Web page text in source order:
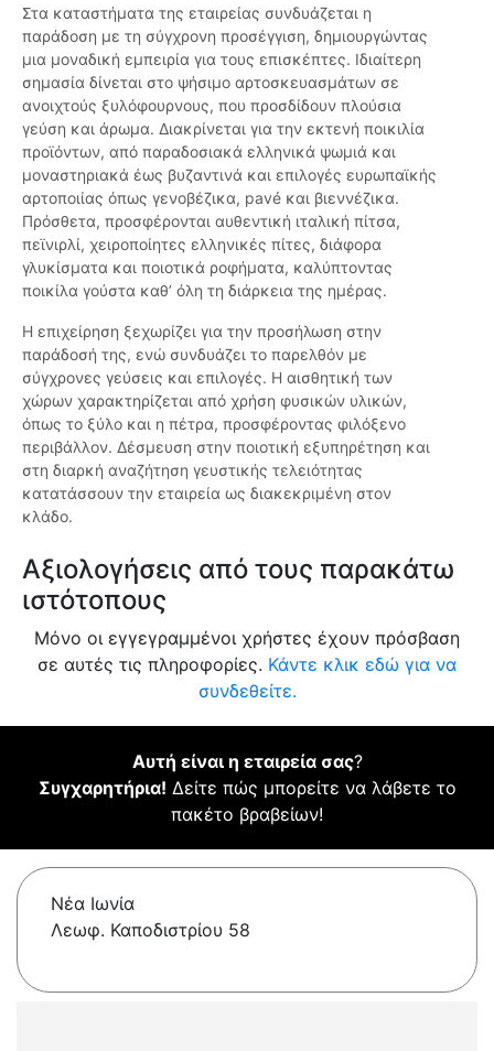
Στα καταστήματα της εταιρείας συνδυάζεται η
παράδοση με τη σύγχρονη προσέγγιση, δημιουργώντας
μια μοναδική εμπειρία για τους επισκέπτες. Ιδιαίτερη
σημασία δίνεται στο ψήσιμο αρτοσκευασμάτων σε
ανοιχτούς ξυλόφουρνους, που προσδίδουν πλούσια
γεύση και άρωμα. Διακρίνεται για την εκτενή ποικιλία
προϊόντων, από παραδοσιακά ελληνικά ψωμιά και
μοναστηριακά έως βυζαντινά και επιλογές ευρωπαϊκής
αρτοποιίας όπως γενοβέζικα, pavé και βιεννέζικα.
Πρόσθετα, προσφέρονται αυθεντική ιταλική πίτσα,
πεϊνιρλί, χειροποίητες ελληνικές πίτες, διάφορα
γλυκίσματα και ποιοτικά ροφήματα, καλύπτοντας
ποικίλα γούστα καθ’ όλη τη διάρκεια της ημέρας.
Η επιχείρηση ξεχωρίζει για την προσήλωση στην
παράδοσή της, ενώ συνδυάζει το παρελθόν με
σύγχρονες γεύσεις και επιλογές. Η αισθητική των
χώρων χαρακτηρίζεται από χρήση φυσικών υλικών,
όπως το ξύλο και η πέτρα, προσφέροντας φιλόξενο
περιβάλλον. Δέσμευση στην ποιοτική εξυπηρέτηση και
στη διαρκή αναζήτηση γευστικής τελειότητας
κατατάσσουν την εταιρεία ως διακεκριμένη στον
κλάδο.
Αξιολογήσεις από τους παρακάτω
ιστότοπους
Μόνο οι εγγεγραμμένοι χρήστες έχουν πρόσβαση
σε αυτές τις πληροφορίες. Κάντε κλικ εδώ για να
συνδεθείτε.
Αυτή είναι η εταιρεία σας?
Συγχαρητήρια! Δείτε πώς μπορείτε να λάβετε το
πακέτο βραβείων!
Νέα Ιωνία
Λεωφ. Καποδιστρίου 58